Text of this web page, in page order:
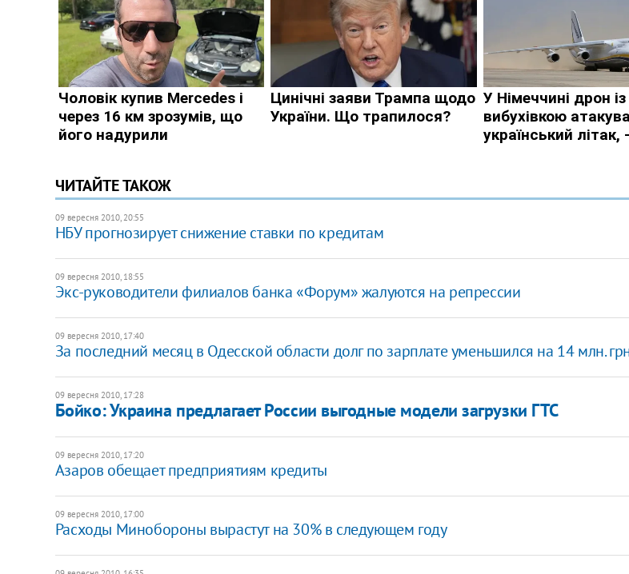
ЧИТАЙТЕ ТАКОЖ
09 вересня 2010, 20:55
НБУ прогнозирует снижение ставки по кредитам
09 вересня 2010, 18:55
Экс-руководители филиалов банка «Форум» жалуются на репрессии
09 вересня 2010, 17:40
За последний месяц в Одесской области долг по зарплате уменьшился на 14 млн.
09 вересня 2010, 17:28
Бойко: Украина предлагает России выгодные модели загрузки ГТС
09 вересня 2010, 17:20
Азаров обещает предприятиям кредиты
09 вересня 2010, 17:00
Расходы Минобороны вырастут на 30% в следующем году